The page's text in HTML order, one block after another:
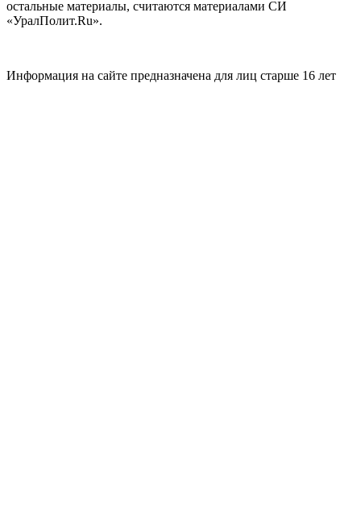
остальные материалы, считаются материалами СИ
«УралПолит.Ru».
Информация на сайте предназначена для лиц старше 16 лет